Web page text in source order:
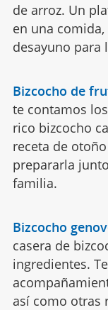
de arroz. Un
en una
desayuno para
Bizcocho de
te contamos
rico bizcocho
receta de
prepararla
familia.
Bizcocho
casera de
ingredientes.
así como otras